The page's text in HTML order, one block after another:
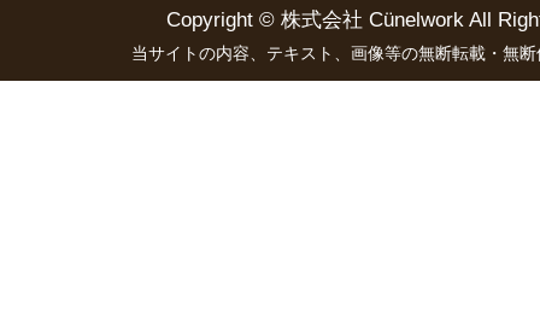
Copyright © 株式会社 Cünelwork All
当サイトの内容、テキスト、画像等の無断転載・無